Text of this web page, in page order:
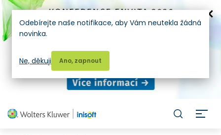
Odebírejte naše notifikace, aby Vám neutekla žádná
novinka.
Ano, zapnout
Ne, děkuji